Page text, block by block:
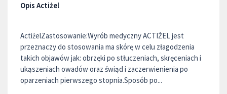
Opis Actiżel
ActiżelZastosowanie:Wyrób medyczny ACTIŻEL jest
przeznaczy do stosowania ma skórę w celu złagodzenia
takich objawów jak: obrzęki po stłuczeniach, skręceniach i
ukąszeniach owadów oraz świąd i zaczerwienienia po
oparzeniach pierwszego stopnia.Sposób po...